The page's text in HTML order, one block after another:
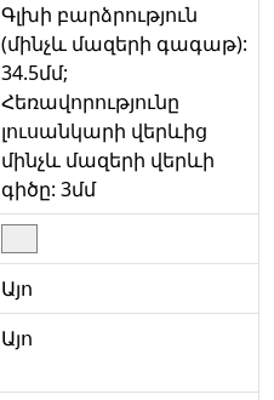
Գլխի բարձրություն
(մինչև մազերի գագաթ):
34.5մմ;
Հեռավորությունը
լուսանկարի վերևից
մինչև մազերի վերևի
գիծը: 3մմ
Այո
Այո